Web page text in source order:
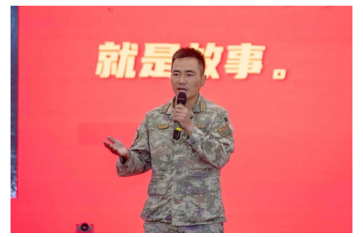
防
识
国
全
民
国
防
弟
子
国